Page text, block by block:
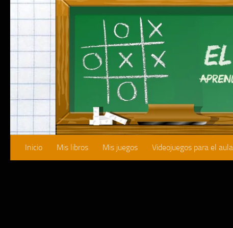
Saltar al contenido
Inicio Mis libros Mis juegos Videojuegos para el aula